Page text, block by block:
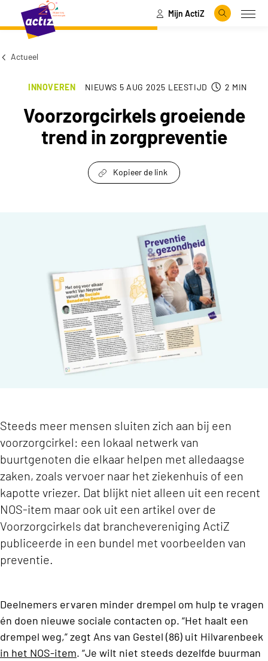
Naar hoofdinhoud
Naar menu Mijn ActiZ
Zoeken
Actueel
INNOVEREN NIEUWS 5 AUG 2025 LEESTIJD 2 MIN
Voorzorgcirkels groeiende
trend in zorgpreventie
Kopieer de link
Voorzorgcirkels groeiende trend in
Steeds meer mensen sluiten zich aan bij een
voorzorgcirkel: een lokaal netwerk van
buurtgenoten die elkaar helpen met alledaagse
zaken, zoals vervoer naar het ziekenhuis of een
kapotte vriezer. Dat blijkt niet alleen uit een recent
NOS-item maar ook uit een artikel over de
Voorzorgcirkels dat branchevereniging ActiZ
publiceerde in een bundel met voorbeelden van
preventie.
Deelnemers ervaren minder drempel om hulp te vragen
én doen nieuwe sociale contacten op. “Het haalt een
drempel weg,” zegt Ans van Gestel (86) uit Hilvarenbeek
in het NOS-item. “Je wilt niet steeds dezelfde buurman